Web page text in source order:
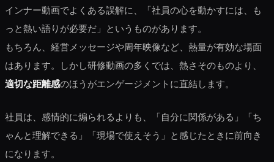
インナー動画でよくある誤解に、「社員の心を動かすには、も
っと熱い語りが必要だ」というものがあります。
もちろん、経営メッセージや周年映像など、熱量が有効な場面
はあります。しかし研修動画の多くでは、熱さそのものより、
適切な距離感のほうがエンゲージメントに直結します。
社員は、感情的に煽られるよりも、「自分に関係がある」「ち
ゃんと理解できる」「現場で使えそう」と感じたときに前向き
になります。